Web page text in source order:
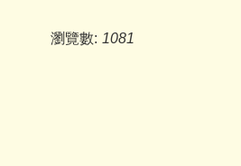
瀏覽數: 1081